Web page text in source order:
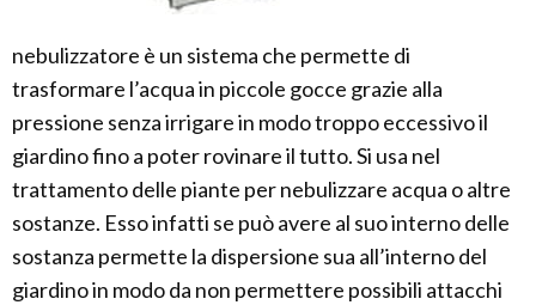
nebulizzatore è un sistema che permette di
trasformare l’acqua in piccole gocce grazie alla
pressione senza irrigare in modo troppo eccessivo il
giardino fino a poter rovinare il tutto. Si usa nel
trattamento delle piante per nebulizzare acqua o altre
sostanze. Esso infatti se può avere al suo interno delle
sostanza permette la dispersione sua all’interno del
giardino in modo da non permettere possibili attacchi